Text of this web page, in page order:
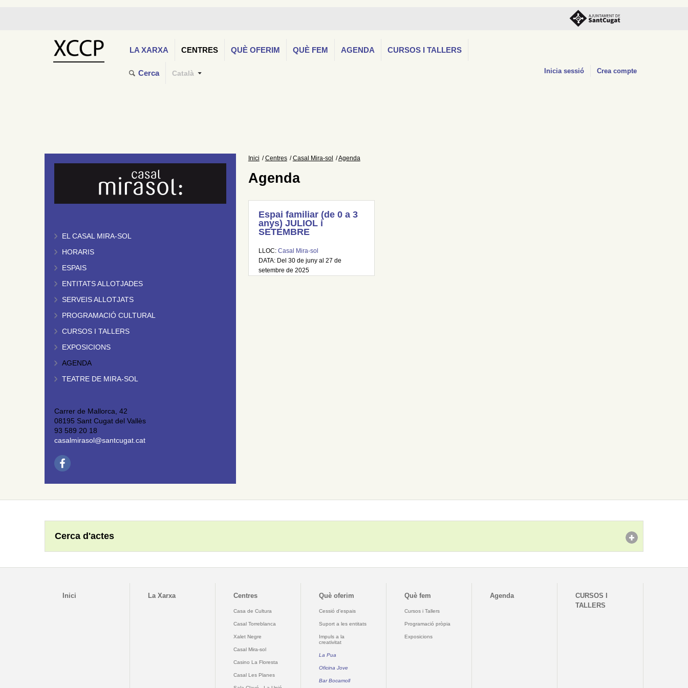
LA XARXA CENTRES QUÈ OFERIM QUÈ FEM AGENDA CURSOS I TALLERS
Cerca Català Inicia sessió Crea compte
EL CASAL MIRA-SOL
HORARIS
ESPAIS
ENTITATS ALLOTJADES
SERVEIS ALLOTJATS
PROGRAMACIÓ CULTURAL
CURSOS I TALLERS
EXPOSICIONS
AGENDA
TEATRE DE MIRA-SOL
Carrer de Mallorca, 42
08195 Sant Cugat del Vallès
93 589 20 18
casalmirasol@santcugat.cat
Inici Centres Casal Mira-sol Agenda
Agenda
Espai familiar (de 0 a 3
anys) JULIOL i
SETEMBRE
LLOC: Casal Mira-sol
DATA: Del 30 de juny al 27 de
setembre de 2025
Cerca d'actes
Inici La Xarxa Centres
Casa de Cultura
Casal Torreblanca
Xalet Negre
Casal Mira-sol
Casino La Floresta
Casal Les Planes
Què oferim
Cessió d'espais
Suport a les entitats
Impuls a la
creativitat
La Pua
Oficina Jove
Bar Bocamoll
Què fem
Cursos i Tallers
Programació pròpia
Exposicions
Agenda
CURSOS I
TALLERS